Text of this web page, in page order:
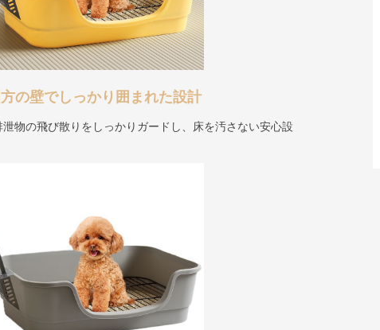
方の壁でしっかり囲まれた設計
物の飛び散りをしっかりガードし、床を汚さない安心設